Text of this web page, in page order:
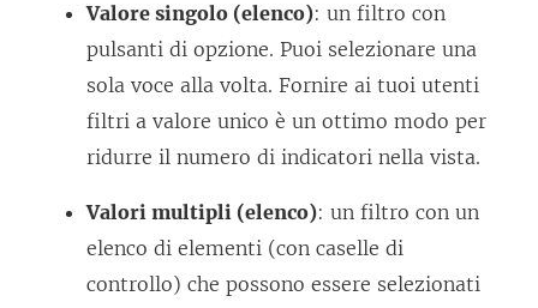
Valore singolo (elenco): un filtro con
pulsanti di opzione. Puoi selezionare una
sola voce alla volta. Fornire ai tuoi utenti
filtri a valore unico è un ottimo modo per
ridurre il numero di indicatori nella vista.
Valori multipli (elenco): un filtro con un
elenco di elementi (con caselle di
controllo) che possono essere selezionati